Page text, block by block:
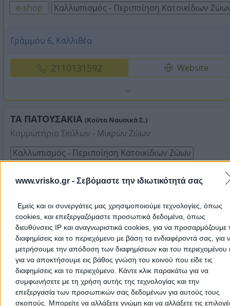
www.vrisko.gr - Σεβόμαστε την ιδιωτικότητά σας
Εμείς και οι συνεργάτες μας χρησιμοποιούμε τεχνολογίες, όπως
cookies, και επεξεργαζόμαστε προσωπικά δεδομένα, όπως
διευθύνσεις IP και αναγνωριστικά cookies, για να προσαρμόζουμε
διαφημίσεις και το περιεχόμενο με βάση τα ενδιαφέροντά σας, για
μετρήσουμε την απόδοση των διαφημίσεων και του περιεχομένου
για να αποκτήσουμε εις βάθος γνώση του κοινού που είδε τις
διαφημίσεις και το περιεχόμενο. Κάντε κλικ παρακάτω για να
συμφωνήσετε με τη χρήση αυτής της τεχνολογίας και την
επεξεργασία των προσωπικών σας δεδομένων για αυτούς τους
σκοπούς. Μπορείτε να αλλάξετε γνώμη και να αλλάξετε τις
e-shop
Καλλωπισμός - Περιποίηση Κατοικίδιων
Γράμμου 6, Καλλιθέα
2110131592 Website
ΤΑ ΠΑΤΟΥΣΑΚΙΑ (Κούτα Ναυσικά Σ.)
Κομμωτήριο Σκύλων - Μικρών Ζώων
Καλλωπισμός - Περιποίηση Κατοικίδιων Ζώων
Αγίας Σοφίας 77, Νέα Σμύρνη
Στοιχεία αναζήτησης:Καλλωπισμός Περιποίηση
Κατοικίδιων Ζώων , Νέα Σμύρνη
FLUFFIN
Dog Grooming Salon
Καλλωπισμός - Περιποίηση Κατοικίδιων Ζώων
Σοφούλη Θεμιστοκλή 49, Νέα Σμύρνη
Τηλέφωνο:
2164002424